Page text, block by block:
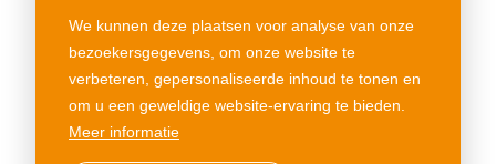
We kunnen deze plaatsen voor analyse van onze
bezoekersgegevens, om onze website te
verbeteren, gepersonaliseerde inhoud te tonen en
om u een geweldige website-ervaring te bieden.
Meer informatie